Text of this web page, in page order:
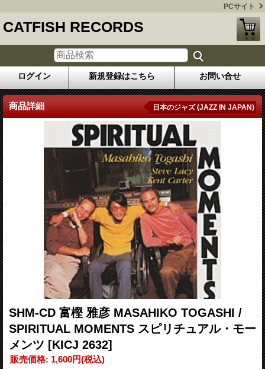
PCサイト
CATFISH RECORDS
ログイン 新規登録はこちら お問い合せ
商品詳細 日本のジャズ (JAZZ IN JAPAN)
SHM-CD 富樫 雅彦 MASAHIKO TOGASHI /
SPIRITUAL MOMENTS スピリチュアル・モー
メンツ [KICJ 2632]
販売価格: 1,600円(税込)